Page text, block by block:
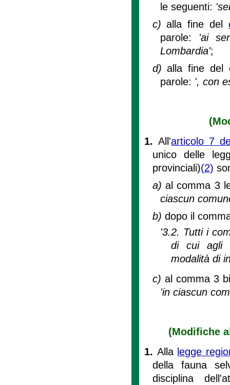
le seguenti:
c)alla fine del
parole: 'ai
Lombardia';
d)alla fine del
parole: ', con
1.All'articolo 7
unico delle
provinciali)(2)
a)al comma 3
ciascun
b) dopo il
'3.2. Tutti i
di cui agli
modalità di
c) al comma 3
'in ciascun
(Modifiche
1. Alla legge
della fauna
disciplina